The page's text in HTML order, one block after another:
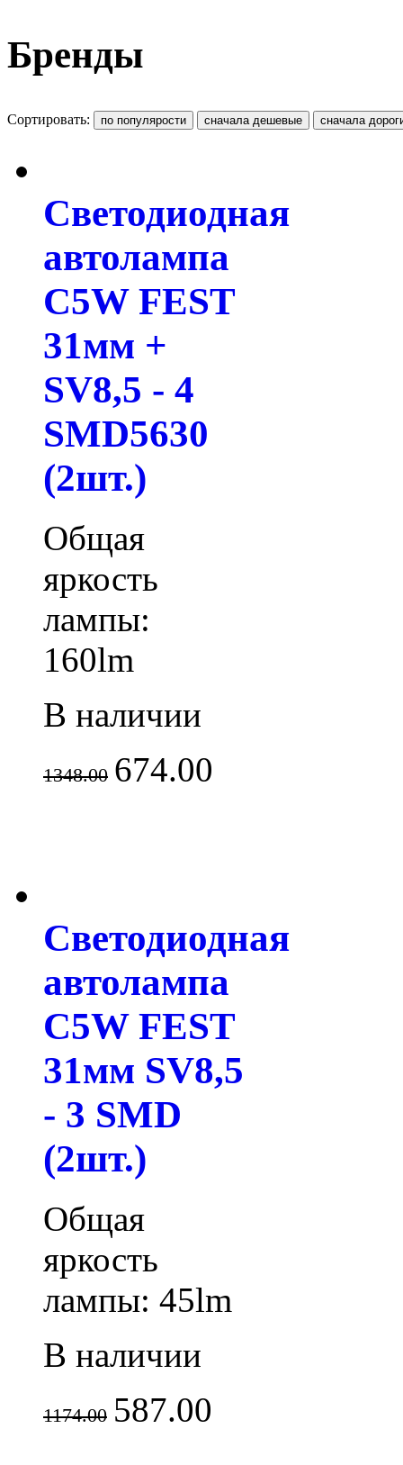
Бренды
Сортировать:
Светодиодная
автолампа
C5W FEST
31мм +
SV8,5 - 4
SMD5630
(2шт.)
Общая
яркость
лампы:
160lm
В наличии
1348.00 674.00
Светодиодная
автолампа
C5W FEST
31мм SV8,5
- 3 SMD
(2шт.)
Общая
яркость
лампы: 45lm
В наличии
1174.00 587.00